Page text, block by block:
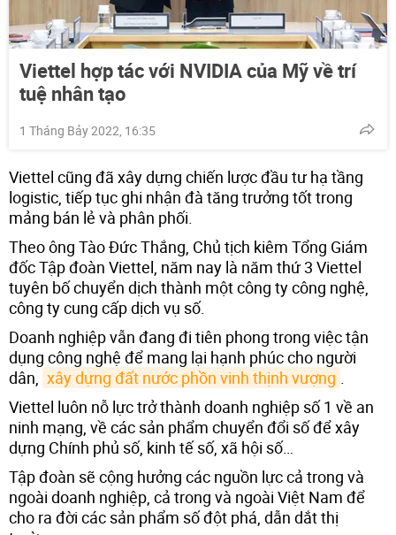
Viettel hợp tác với NVIDIA của Mỹ về trí
tuệ nhân tạo
1 Tháng Bảy 2022, 16:35
Viettel cũng đã xây dựng chiến lược đầu tư hạ tầng
logistic, tiếp tục ghi nhận đà tăng trưởng tốt trong
mảng bán lẻ và phân phối.
Theo ông Tào Đức Thắng, Chủ tịch kiêm Tổng Giám
đốc Tập đoàn Viettel, năm nay là năm thứ 3 Viettel
tuyên bố chuyển dịch thành một công ty công nghệ,
công ty cung cấp dịch vụ số.
Doanh nghiệp vẫn đang đi tiên phong trong việc tận
dụng công nghệ để mang lại hạnh phúc cho người
dân, xây dựng đất nước phồn vinh thịnh vượng
Viettel luôn nỗ lực trở thành doanh nghiệp số 1 về an
ninh mạng, về các sản phẩm chuyển đổi số để xây
dựng Chính phủ số, kinh tế số, xã hội số…
Tập đoàn sẽ cộng hưởng các nguồn lực cả trong và
ngoài doanh nghiệp, cả trong và ngoài Việt Nam để
cho ra đời các sản phẩm số đột phá, dẫn dắt thị